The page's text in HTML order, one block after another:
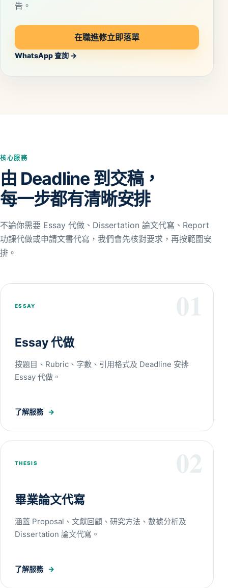
告。
在職進修立即落單
WhatsApp 查詢 →
核心服務
由 Deadline 到交稿，
每一步都有清晰安排
不論你需要 Essay 代做、Dissertation 論文代寫、Report
功課代做或申請文書代寫，我們會先核對要求，再按範圍安
排。
ESSAY
Essay 代做
按題目、Rubric、字數、引用格式及 Deadline 安排
Essay 代做。
了解服務 →
THESIS
畢業論文代寫
涵蓋 Proposal、文獻回顧、研究方法、數據分析及
Dissertation 論文代寫。
了解服務 →